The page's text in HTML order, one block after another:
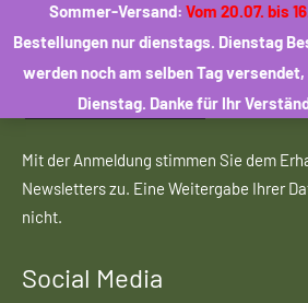
Sommer-Versand: Vom 20.07. bis
Bestellungen nur dienstags. Dienstag
werden noch am selben Tag
Dienstag. Danke für Ihr
ANMELDEN
Mit der Anmeldung stimmen Sie dem
Newsletters zu. Eine Weitergabe Ihrer
nicht.
Social Media